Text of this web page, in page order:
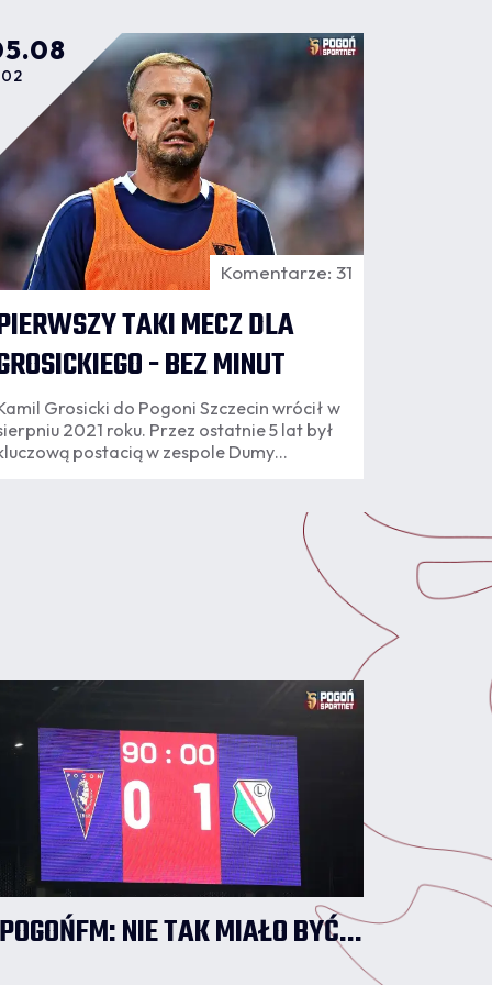
Komentarze: 31
TAKI MECZ DLA
- BEZ MINUT
Grosicki do Pogoni Szczecin wrócił w
2021 roku. Przez ostatnie 5 lat był
postacią w zespole Dumy
poniedziałkowym meczu nie pojawił się
NIE TAK MIAŁO BYĆ...